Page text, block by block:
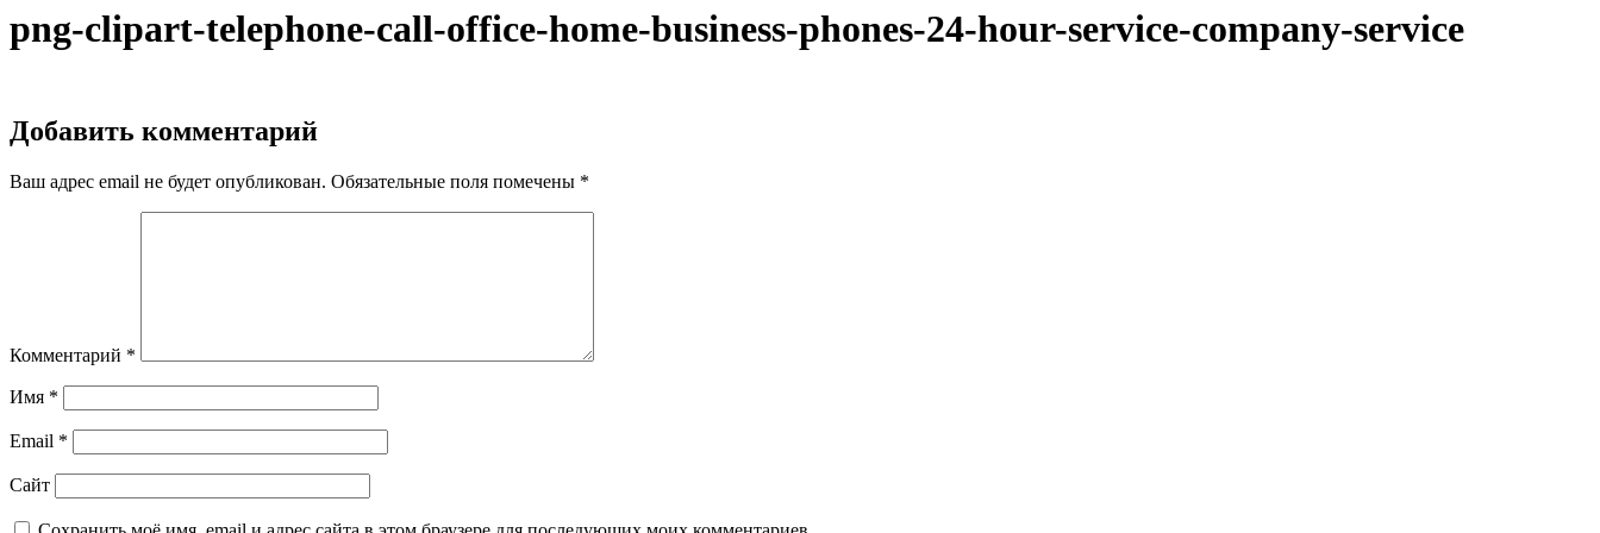
png-clipart-telephone-call-office-home-business-phones-24-hour-service-company-service
Добавить комментарий
Ваш адрес email не будет опубликован. Обязательные поля помечены *
Комментарий *
Имя *
Email *
Сайт